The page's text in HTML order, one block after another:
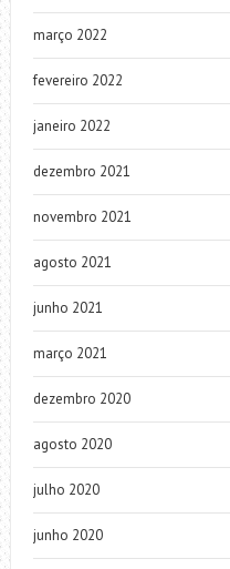
março 2022
fevereiro 2022
janeiro 2022
dezembro 2021
novembro 2021
agosto 2021
junho 2021
março 2021
dezembro 2020
agosto 2020
julho 2020
junho 2020